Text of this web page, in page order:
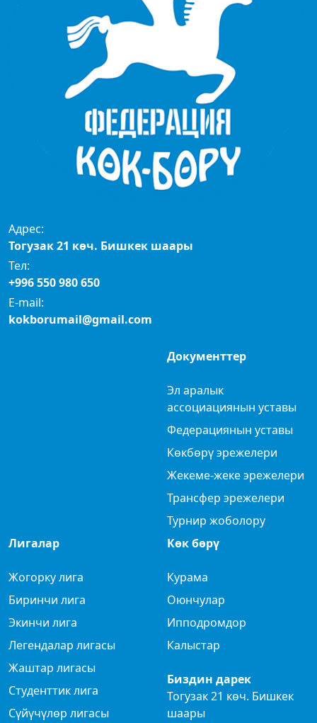
Адрес:
Тогузак 21 көч. Бишкек шаары
Тел:
+996 550 980 650
E-mail:
kokborumail@gmail.com
Документтер
Эл аралык
ассоциациянын уставы
Федерациянын уставы
Көкбөрү эрежелери
Жекеме-жеке эрежелери
Трансфер эрежелери
Турнир жоболору
Лигалар
Жогорку лига
Биринчи лига
Экинчи лига
Легендалар лигасы
Жаштар лигасы
Студенттик лига
Сүйүчүлөр лигасы
Көк бөрү
Курама
Оюнчулар
Ипподромдор
Калыстар
Биздин дарек
Тогузак 21 көч. Бишкек
шаары